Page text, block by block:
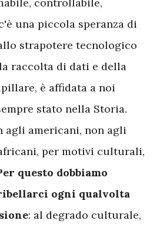
una piccola speranza di
strapotere tecnologico
raccolta di dati e della
è affidata a noi
stato nella Storia.
agli americani, non agli
per motivi culturali,
questo dobbiamo
ogni qualvolta
: al degrado culturale,